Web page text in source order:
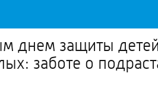
днем защиты
заботе о